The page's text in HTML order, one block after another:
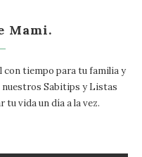
Mami.
con tiempo para tu familia y
nuestros Sabitips y Listas
vida un día a la vez.